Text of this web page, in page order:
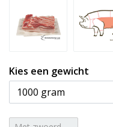
Kies een gewicht